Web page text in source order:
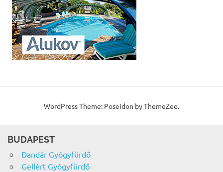
WordPress Theme: Poseidon by ThemeZee.
BUDAPEST
Dandár Gyógyfürdő
Gellért Gyógyfürdő